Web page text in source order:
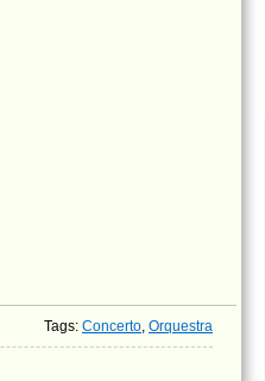
Tags: Concerto, Orquestra